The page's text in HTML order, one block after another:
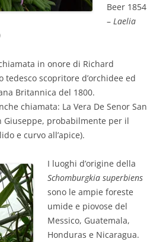
Beer 1854
– Laelia
in onore di Richard
tedesco scopritore d’orchidee ed
Britannica del 1800.
chiamata: La Vera De Senor San
Giuseppe, probabilmente per il
e curvo all’apice).
I luoghi d’origine della
Schomburgkia superbiens
sono le ampie foreste
umide e piovose del
Messico, Guatemala,
Honduras e Nicaragua.